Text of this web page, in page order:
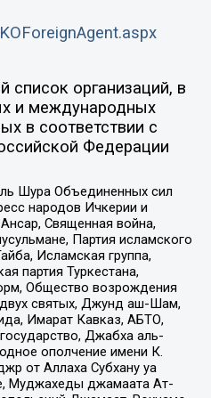
организаций, в
и международных
в соответствии с
Федерации
Шура Объединенных сил
народов Ичкерии и
Священная война,
Партия исламского
Исламская группа,
партия Туркестана,
Общество возрождения
святых, Джунд аш-Шам,
Имарат Кавказ, АБТО,
Джабха аль-
ополчение имени К.
от Аллаха Субхану уа
Муджахеды джамаата Ат-